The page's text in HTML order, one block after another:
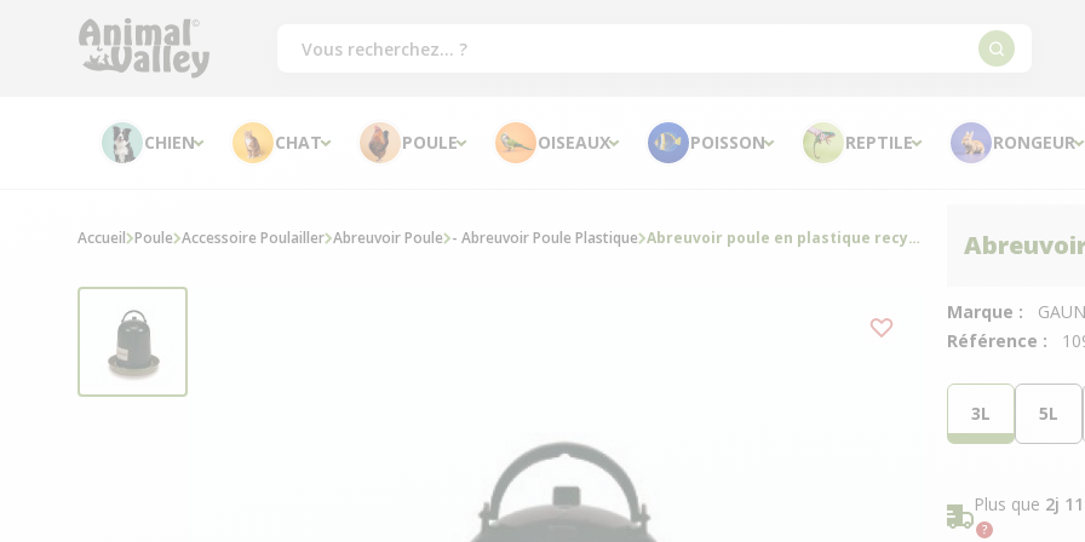
CHIEN CHAT POULE OISEAUX POISSON REPTILE RONGEUR
Marque :
GAUN
Référence :
3L 5L
Plus que 2j
Accueil Poule Accessoire Poulailler Abreuvoir Poule - Abreuvoir Poule Plastique Abreuvoir poule en plastique recyclé Eco 3L